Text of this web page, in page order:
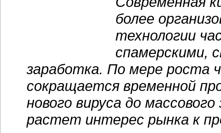
более
технологии
спамерскими,
заработка. По мере роста
сокращается временной
нового вируса до
растет интерес рынка к